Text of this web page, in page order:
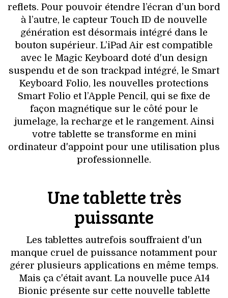
reflets. Pour pouvoir étendre l’écran d’un bord
à l’autre, le capteur Touch ID de nouvelle
génération est désormais intégré dans le
bouton supérieur. L’iPad Air est compatible
avec le Magic Keyboard doté d'un design
suspendu et de son trackpad intégré, le Smart
Keyboard Folio, les nouvelles protections
Smart Folio et l’Apple Pencil, qui se fixe de
façon magnétique sur le côté pour le
jumelage, la recharge et le rangement. Ainsi
votre tablette se transforme en mini
ordinateur d'appoint pour une utilisation plus
professionnelle.
Une tablette très
puissante
Les tablettes autrefois souffraient d'un
manque cruel de puissance notamment pour
gérer plusieurs applications en même temps.
Mais ça c'était avant. La nouvelle puce A14
Bionic présente sur cette nouvelle tablette